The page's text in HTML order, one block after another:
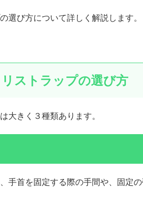
選び方について詳しく解説します。
ストラップの選び方
大きく３種類あります。
手首を固定する際の手間や、固定